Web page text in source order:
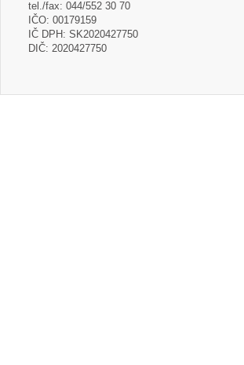
tel./fax: 044/552 30 70
IČO: 00179159
IČ DPH: SK2020427750
DIČ: 2020427750